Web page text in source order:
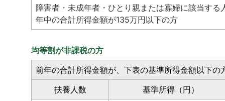
障害者・未成年者・ひとり親または寡婦に該当する
年中の合計所得金額が135万円以下の方
均等割が非課税の方
前年の合計所得金額が、下表の基準所得金額以下の
扶養人数
基準所得（円）